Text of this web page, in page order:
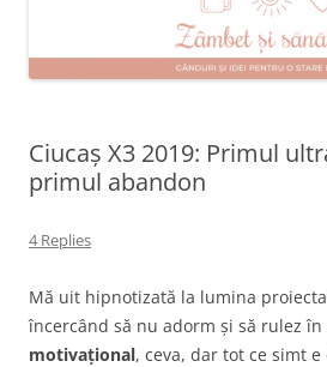
Ciucaș X3 2019: Primul
primul abandon
4 Replies
Mă uit hipnotizată la lumina
încercând să nu adorm și să rulez
motivațional, ceva, dar tot ce simt